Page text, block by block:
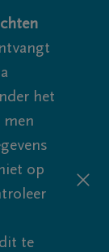
het
men
op
te